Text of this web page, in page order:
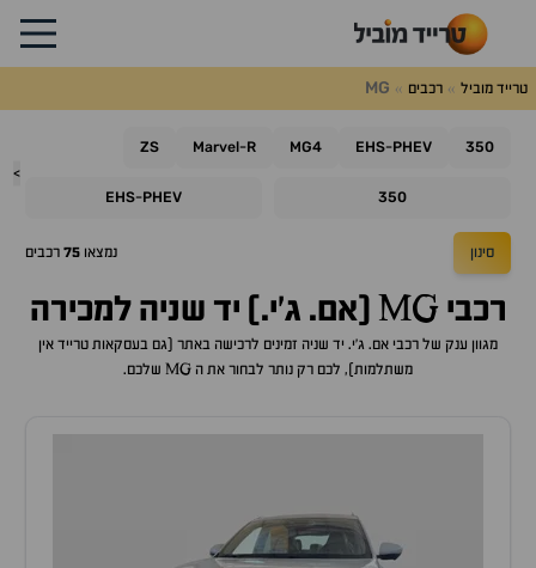
טרייד מוביל רכבים MG
>
350
EHS-PHEV
MG4
Marvel-R
ZS
350
EHS-PHEV
סינון נמצאו 75 רכבים
רכבי MG (אם. ג'י.) יד שניה למכירה
מגוון ענק של רכבי אם. ג'י. יד שניה זמינים לרכישה באתר (גם בעסקאות טרייד אין
משתלמות), לכם רק נותר לבחור את ה MG שלכם.